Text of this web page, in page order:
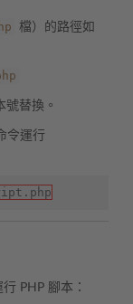
檔）的路徑如
號替換。
令運行
PHP 腳本：